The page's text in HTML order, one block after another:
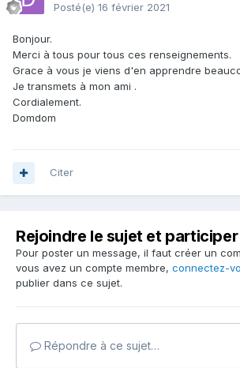
Posté(e) 16 février 2021
Bonjour.
Merci à tous pour tous ces renseignements.
Grace à vous je viens d'en apprendre
Je transmets à mon ami .
Cordialement.
Domdom
Citer
Rejoindre le sujet et participer
Pour poster un message, il faut créer un
vous avez un compte membre, connectez-
publier dans ce sujet.
Répondre à ce sujet…